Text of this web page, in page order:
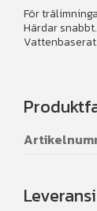
För
Härdar